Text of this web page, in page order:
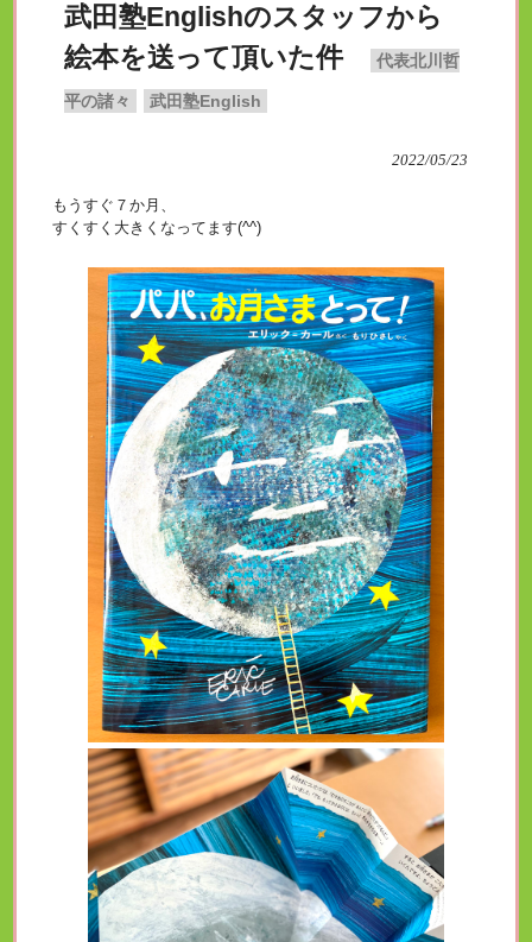
武田塾Englishのスタッフから
絵本を送って頂いた件
代表北川哲
平の諸々 武田塾English
2022/05/23
もうすぐ７か月、
すくすく大きくなってます(^^)